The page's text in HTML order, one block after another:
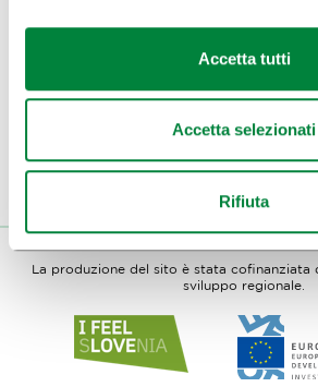
Accetta tutti
Accetta selezionati
Rifiuta
INFORMAZIONI DI
MEDIJI
La produzione del sito è stata cofinanziata
sviluppo regionale.
to
website